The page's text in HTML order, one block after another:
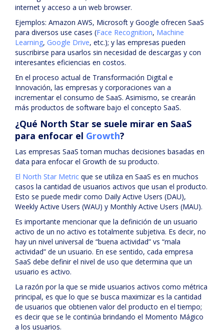
internet y acceso a un web browser.
Ejemplos: Amazon AWS, Microsoft y Google ofrecen SaaS
para diversos use cases (Face Recognition, Machine
Learning, Google Drive, etc.); y las empresas pueden
suscribirse para usarlos sin necesidad de descargas y con
interesantes eficiencias en costos.
En el proceso actual de Transformación Digital e
Innovación, las empresas y corporaciones van a
incrementar el consumo de SaaS. Asimismo, se crearán
más productos de software bajo el concepto SaaS.
¿Qué North Star se suele mirar en SaaS
para enfocar el Growth?
Las empresas SaaS toman muchas decisiones basadas en
data para enfocar el Growth de su producto.
El North Star Metric que se utiliza en SaaS es en muchos
casos la cantidad de usuarios activos que usan el producto.
Esto se puede medir como Daily Active Users (DAU),
Weekly Active Users (WAU) y Monthly Active Users (MAU).
Es importante mencionar que la definición de un usuario
activo de un no activo es totalmente subjetiva. Es decir, no
hay un nivel universal de “buena actividad” vs “mala
actividad” de un usuario. En ese sentido, cada empresa
SaaS debe definir el nivel de uso que determina que un
usuario es activo.
La razón por la que se mide usuarios activos como métrica
principal, es que lo que se busca maximizar es la cantidad
de usuarios que obtienen valor del producto en el tiempo;
es decir que se le continúa brindando el Momento Mágico
a los usuarios.